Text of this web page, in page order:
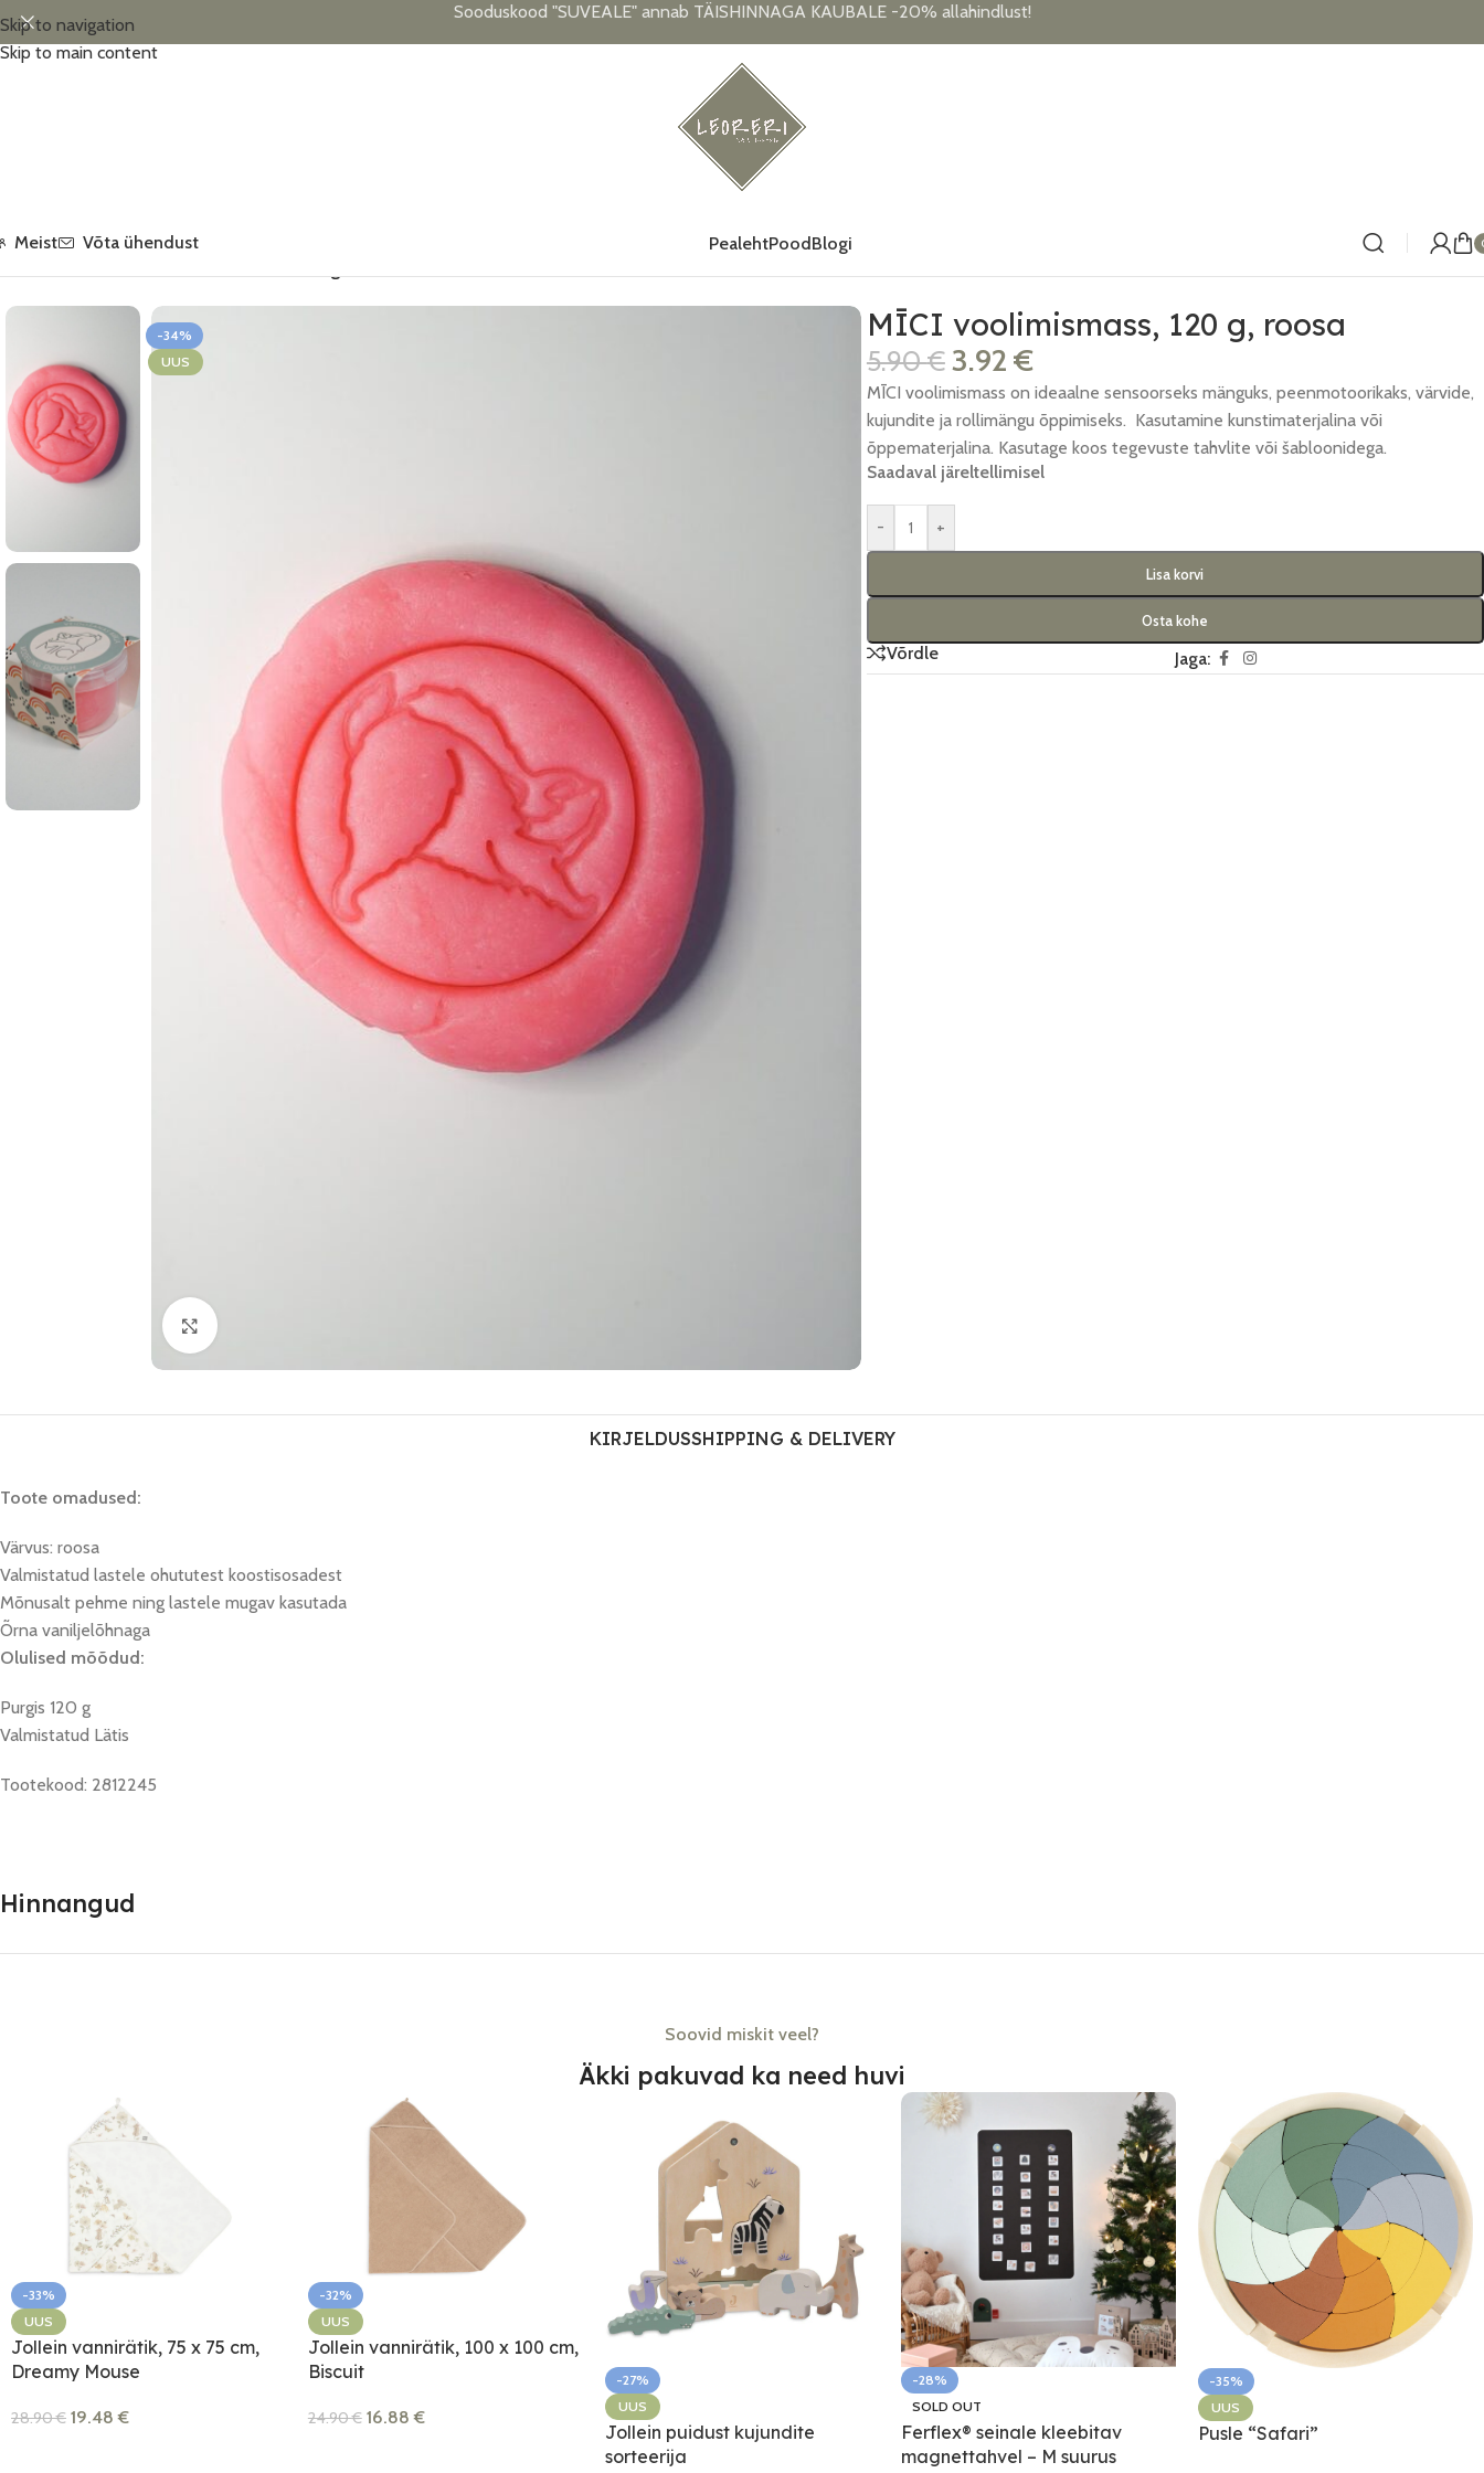
Skip to navigation
Skip to main content
Sooduskood "SUVEALE" annab TÄISHINNAGA KAUBALE -20% allahindlust!
Meist Võta ühendust PealehtPoodBlogi
-34%
UUS
MĪCI voolimismass, 120 g, roosa
5.90€ 3.92 €
MĪCI voolimismass on ideaalne sensoorseks mänguks, peenmotoorikaks, värvide,
kujundite ja rollimängu õppimiseks. Kasutamine kunstimaterjalina või
õppematerjalina. Kasutage koos tegevuste tahvlite või šabloonidega.
Saadaval järeltellimisel
- +
Lisa korvi
Osta kohe
Võrdle Jaga:
KIRJELDUSSHIPPING & DELIVERY
Toote omadused:
Värvus: roosa
Valmistatud lastele ohututest koostisosadest
Mõnusalt pehme ning lastele mugav kasutada
Õrna vaniljelõhnaga
Olulised mõõdud:
Purgis 120 g
Valmistatud Lätis
Tootekood: 2812245
Hinnangud
Soovid miskit veel?
Äkki pakuvad ka need huvi
-33%
UUS
Jollein vannirätik, 75 x 75 cm,
Dreamy Mouse
28.90€ 19.48€
-32%
UUS
Jollein vannirätik, 100 x 100 cm,
Biscuit
24.90€ 16.88€
-27%
UUS
Jollein puidust kujundite
sorteerija
-28%
SOLD OUT
Ferflex® seinale kleebitav
magnettahvel – M suurus
-35%
UUS
Pusle “Safari”